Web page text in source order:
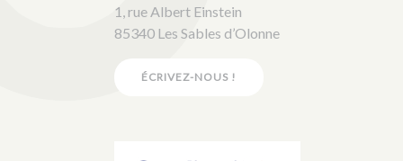
1, rue Albert Einstein
85340 Les Sables d’Olonne
ÉCRIVEZ-NOUS !